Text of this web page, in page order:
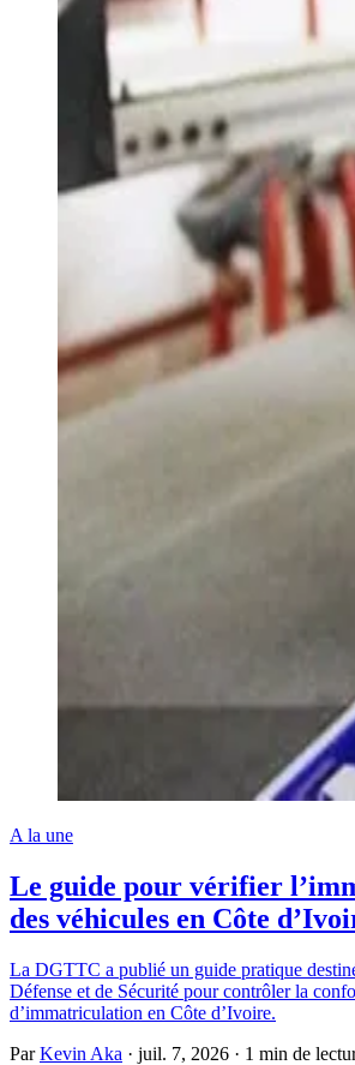
A la une
Le guide pour vérifier
des véhicules en Côte
La DGTTC a publié un guide pratique
Défense et de Sécurité pour contrôler la
d’immatriculation en Côte d’Ivoire.
ParKevin Aka · juil. 7, 2026 · 1 min de